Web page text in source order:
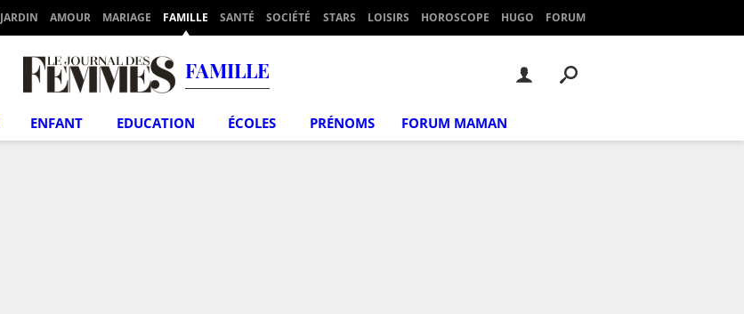
JARDIN AMOUR MARIAGE FAMILLE SANTÉ SOCIÉTÉ STARS LOISIRS HOROSCOPE HUGO FORUM
FAMILLE
ENFANT EDUCATION ÉCOLES PRÉNOMS FORUM MAMAN